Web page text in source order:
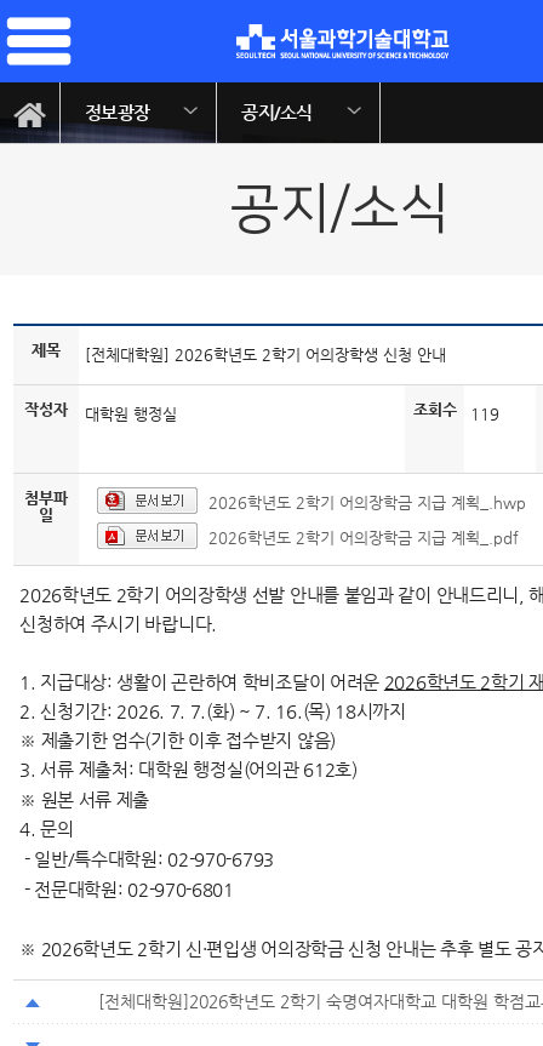
정보광장 공지/소식
공지/소식
제목 [전체대학원] 2026학년도 2학기 어의장학생 신청 안내
작성자 대학원 행정실 조회수 119
첨부파
일
2026학년도 2학기 어의장학금 지급 계획_.hwp
2026학년도 2학기 어의장학금 지급 계획_.pdf
2026학년도 2학기 어의장학생 선발 안내를 붙임과 같이 안내드리니,
신청하여 주시기 바랍니다.
1. 지급대상: 생활이 곤란하여 학비조달이 어려운 2026학년도 2학기
2. 신청기간: 2026. 7. 7.(화) ~ 7. 16.(목) 18시까지
※ 제출기한 엄수(기한 이후 접수받지 않음)
3. 서류 제출처: 대학원 행정실(어의관 612호)
※ 원본 서류 제출
4. 문의
- 일반/특수대학원: 02-970-6793
- 전문대학원: 02-970-6801
※ 2026학년도 2학기 신·편입생 어의장학금 신청 안내는 추후 별도 공
[전체대학원]2026학년도 2학기 숙명여자대학교 대학원 학점